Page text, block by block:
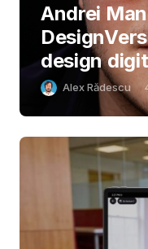
Andrei
design
Alex Rădescu